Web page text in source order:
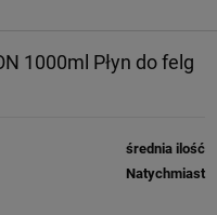
1000ml Płyn do felg
średnia ilość
Natychmiast